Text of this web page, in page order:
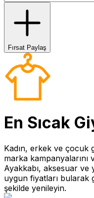
Fırsat Paylaş
En Sıcak
Kadın, erkek ve çocuk
marka kampanyalarını
Ayakkabı, aksesuar ve
uygun fiyatları bularak
şekilde yenileyin.